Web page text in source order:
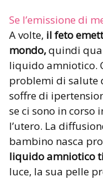
Se l’emissione di
A volte, il feto
mondo,quindi
liquido amniotico.
problemi di salute
soffre di
se ci sono in corso
l’utero. La
bambino nasca
liquido amniotico
luce, la sua pelle